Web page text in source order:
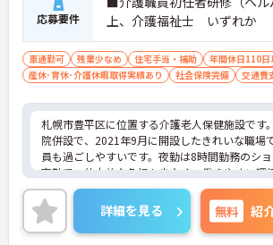
応募要件
上、介護福祉士 いずれか
車通勤可 残業少なめ 住宅手当・補助
年間休日110日
産休･育休･介護休暇取得実績あり
社会保険完備 交通費
札幌市豊平区に位置する介護老人保健施設です
院併設で、2021年9月に開設したきれいな職場
員も過ごしやすいです。夜勤は8時間勤務のシ
夜勤で、体力的な負担も少なく、働きやすい環
す。年間休日は113日、残業も少なめで、プラ
ートとの両立もしやすいです。ご興味のある方に
は、面接対策ポイントなど、さらに詳細をお話
たしますのでお気軽にご相談ください！
詳細を見る 無料 紹